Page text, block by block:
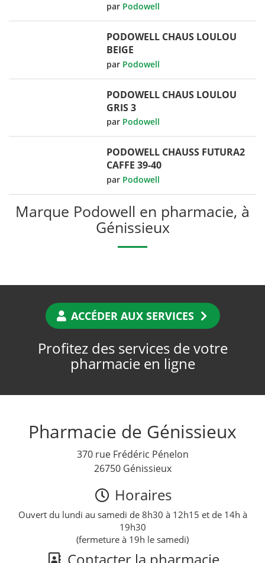
par Podowell
PODOWELL CHAUS LOULOU
BEIGE
par Podowell
PODOWELL CHAUS LOULOU
GRIS 3
par Podowell
PODOWELL CHAUSS FUTURA2
CAFFE 39-40
par Podowell
Marque Podowell en pharmacie, à
Génissieux
ACCÉDER AUX SERVICES
Profitez des services de votre
pharmacie en ligne
Pharmacie de Génissieux
370 rue Frédéric Pénelon
26750 Génissieux
Horaires
Ouvert du lundi au samedi de 8h30 à 12h15 et de 14h à
19h30
(fermeture à 19h le samedi)
Contacter la pharmacie